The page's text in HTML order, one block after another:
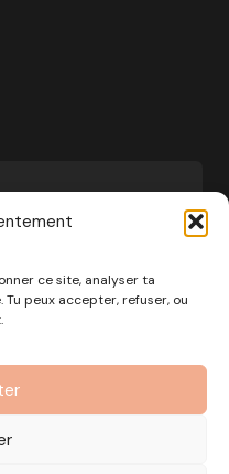
ce site, analyser ta
peux accepter, refuser, ou
· SIRET
00037
auprès du préfet de la
Côte d'Azur